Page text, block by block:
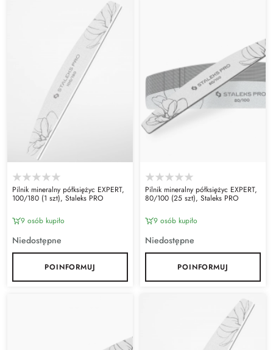
Pilnik mineralny półksiężyc EXPERT,
100/180 (1 szt), Staleks PRO
9 osób kupiło
Niedostępne
POINFORMUJ
Pilnik mineralny półksiężyc EXPERT,
80/100 (25 szt), Staleks PRO
9 osób kupiło
Niedostępne
POINFORMUJ